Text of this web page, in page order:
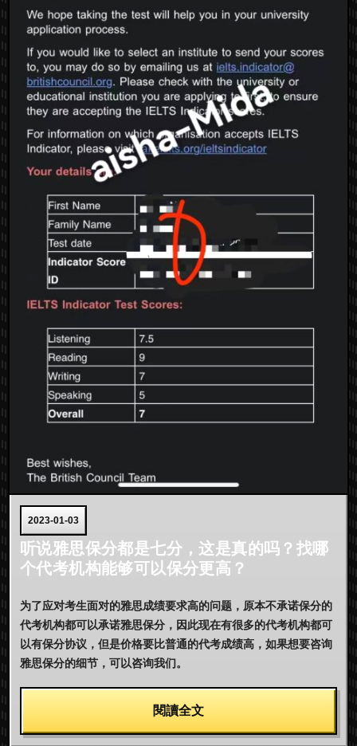
2023-01-03
听说雅思保分都是七分，这是真的吗？找哪
个代考机构能够可以保分更高？
为了应对考生面对的雅思成绩要求高的问题，原本不承诺保分的
代考机构都可以承诺雅思保分，因此现在有很多的代考机构都可
以有保分协议，但是价格要比普通的代考成绩高，如果想要咨询
雅思保分的细节，可以咨询我们。
閱讀全文